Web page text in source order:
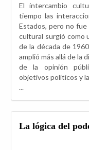
El intercambio
tiempo las
Estados, pero no fue
cultural surgió como
de la década de
amplió más allá de la
de la opinión
objetivos políticos y
...
La lógica del